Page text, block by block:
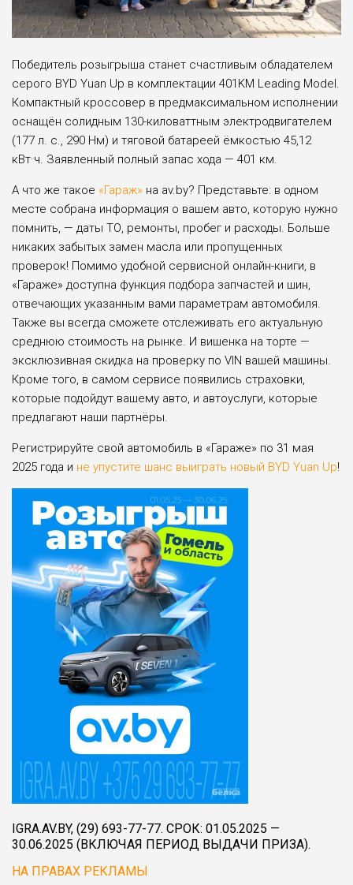
Победитель розыгрыша станет счастливым обладателем
серого BYD Yuan Up в комплектации 401KM Leading Model.
Компактный кроссовер в предмаксимальном исполнении
оснащён солидным 130-киловаттным электродвигателем
(177 л. с., 290 Нм) и тяговой батареей ёмкостью 45,12
кВт·ч. Заявленный полный запас хода — 401 км.
А что же такое «Гараж» на av.by? Представьте: в одном
месте собрана информация о вашем авто, которую нужно
помнить, — даты ТО, ремонты, пробег и расходы. Больше
никаких забытых замен масла или пропущенных
проверок! Помимо удобной сервисной онлайн-книги, в
«Гараже» доступна функция подбора запчастей и шин,
отвечающих указанным вами параметрам автомобиля.
Также вы всегда сможете отслеживать его актуальную
среднюю стоимость на рынке. И вишенка на торте —
эксклюзивная скидка на проверку по VIN вашей машины.
Кроме того, в самом сервисе появились страховки,
которые подойдут вашему авто, и автоуслуги, которые
предлагают наши партнёры.
Регистрируйте свой автомобиль в «Гараже» по 31 мая
2025 года и не упустите шанс выиграть новый BYD Yuan Up!
IGRA.AV.BY, (29) 693-77-77. СРОК: 01.05.2025 —
30.06.2025 (ВКЛЮЧАЯ ПЕРИОД ВЫДАЧИ ПРИЗА).
НА ПРАВАХ РЕКЛАМЫ